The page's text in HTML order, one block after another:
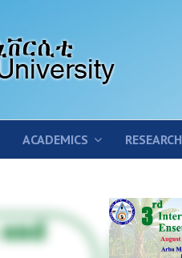
ACADEMICS RESEARCH